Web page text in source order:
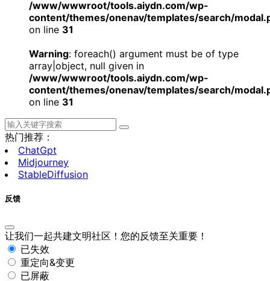
/www/wwwroot/tools.aiydn.com/wp-
content/themes/onenav/templates/search/
on line 31
Warning: foreach() argument must be of type
array|object, null given in
/www/wwwroot/tools.aiydn.com/wp-
content/themes/onenav/templates/search/
on line 31
热门推荐：
ChatGpt
Midjourney
StableDiffusion
反馈
让我们一起共建文明社区！您的反馈至关重要！
已失效
重定向&变更
已屏蔽